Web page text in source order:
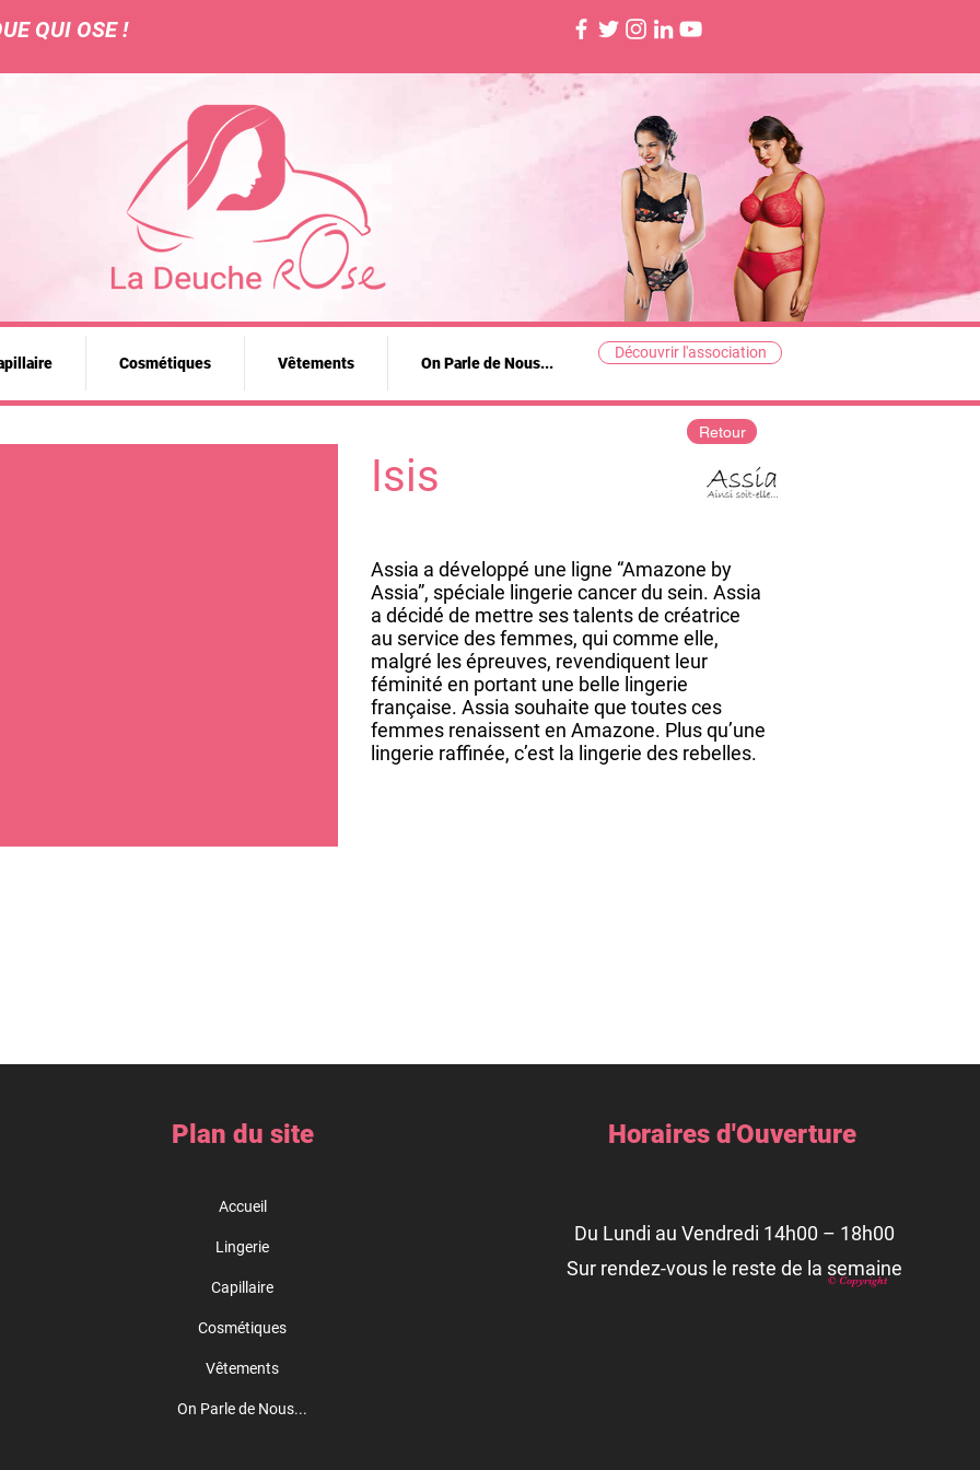
QUI OSE !
Cosmétiques Vêtements On Parle de Nous...
Découvrir l'association
Retour
Isis
Assia a développé une ligne “Amazone by
Assia”, spéciale lingerie cancer du sein. Assia
a décidé de mettre ses talents de créatrice
au service des femmes, qui comme elle,
malgré les épreuves, revendiquent leur
féminité en portant une belle lingerie
française. Assia souhaite que toutes ces
femmes renaissent en Amazone. Plus qu’une
lingerie raffinée, c’est la lingerie des rebelles.
Plan du site
Accueil
Lingerie
Capillaire
Cosmétiques
Vêtements
On Parle de Nous...
Horaires d'Ouverture
Du Lundi au Vendredi 14h00 – 18h00
Sur rendez-vous le reste de la semaine
© Copyright